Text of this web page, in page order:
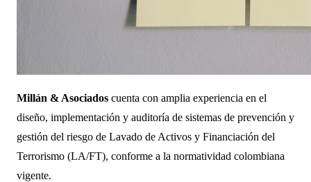
Millán & Asociados cuenta con amplia experiencia en el
diseño, implementación y auditoría de sistemas de prevención y
gestión del riesgo de Lavado de Activos y Financiación del
Terrorismo (LA/FT), conforme a la normatividad colombiana
vigente.